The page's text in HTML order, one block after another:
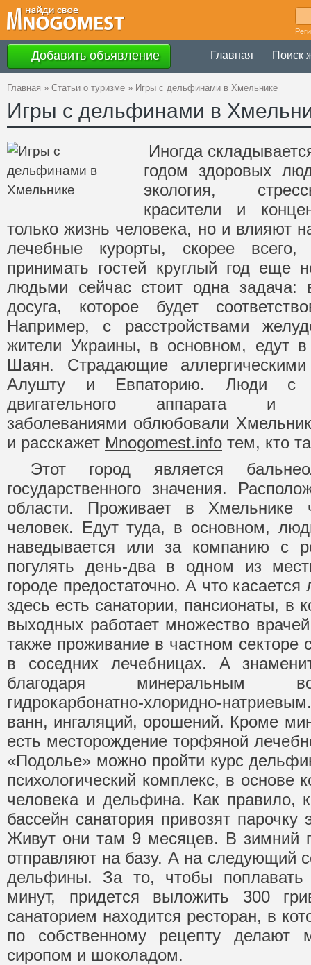
Добавить объявление Главная Поиск
Главная » Статьи о туризме » Игры с дельфинами в Хмельнике
Игры с дельфинами в
Иногда
годом здоровых
экология,
красители и
только жизнь человека, но и влияют
лечебные курорты, скорее всего,
принимать гостей круглый год еще
людьми сейчас стоит одна задача:
досуга, которое будет
Например, с расстройствами
жители Украины, в основном, едут
Шаян. Страдающие
Алушту и Евпаторию. Люди с
двигательного аппарата и
заболеваниями облюбовали
и расскажет Mnogomest.info тем, кто
Этот город является
государственного значения.
области. Проживает в
человек. Едут туда, в основном,
наведывается или за компанию с
погулять день-два в одном из
городе предостаточно. А что
здесь есть санатории, пансионаты, в
выходных работает множество
также проживание в частном секторе
в соседних лечебницах. А
благодаря минеральным
гидрокарбонатно-хлоридно-
ванн, ингаляций, орошений. Кроме
есть месторождение торфяной
«Подолье» можно пройти курс
психологический комплекс, в основе
человека и дельфина. Как правило,
бассейн санатория привозят парочку
Живут они там 9 месяцев. В зимний
отправляют на базу. А на следующий
дельфины. За то, чтобы
минут, придется выложить 300
санаторием находится ресторан, в
по собственному рецепту делают
сиропом и шоколадом.